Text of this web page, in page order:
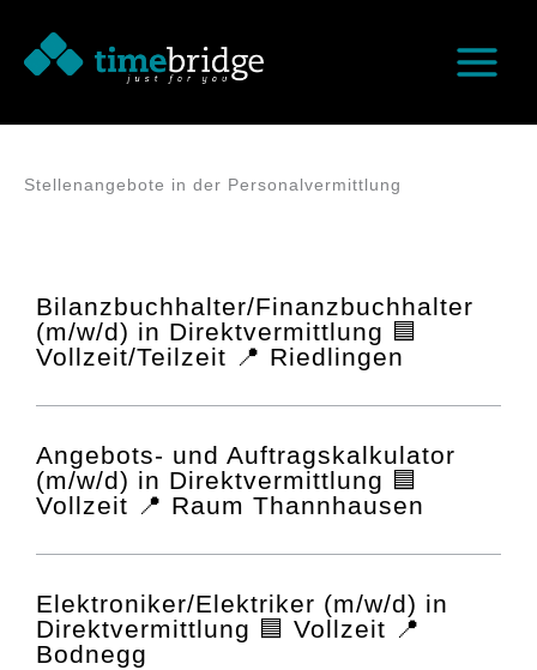
springen
Stellenangebote in der Personalvermittlung
Bilanzbuchhalter/Finanzbuchhalter
(m/w/d) in Direktvermittlung 🟦
Vollzeit/Teilzeit 📍 Riedlingen
Angebots- und Auftragskalkulator
(m/w/d) in Direktvermittlung 🟦
Vollzeit 📍 Raum Thannhausen
Elektroniker/Elektriker (m/w/d) in
Direktvermittlung 🟦 Vollzeit 📍
Bodnegg